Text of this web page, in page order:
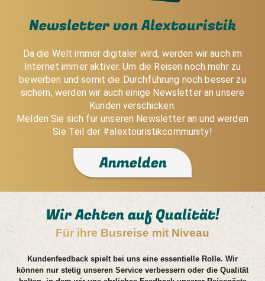
Newsletter von Alextouristik
Da die Welt immer digitaler wird, werden wir auch im
Internet immer aktiver. Um die Reisen noch mehr zu
bewerben und somit die Durchführung noch besser zu
sichern, werden wir auch einige Newsletter an unsere
Kunden verschicken.
Melden Sie sich für unseren Newsletter an und werden
Sie Teil der #alextouristikcommunity!
Anmelden
Wir Achten auf Qualität!
Für ihre Busreise mit Niveau
Kundenfeedback spielt bei uns eine essentielle Rolle. Wir
können nur stetig unseren Service verbessern oder die Qualität